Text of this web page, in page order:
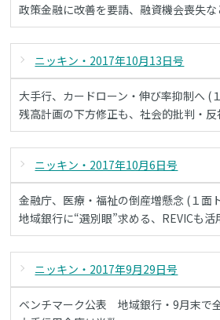
政策金融に改善を要請、融資機会喪失
ニッキン・2017年10月13日号
大手行、カードローン・伸び率抑制へ (
残高計画の下方修正も、社会的批判・反
ニッキン・2017年10月6日号
金融庁、医療・福祉の倒産増懸念 (１面
地域銀行に“選別眼”求める、REVICも活
ニッキン・2017年9月29日号
ベンチマーク公表 地域銀行・9月末で